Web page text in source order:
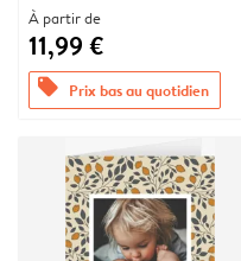
À partir de
11,99 €
offers Prix bas au quotidien